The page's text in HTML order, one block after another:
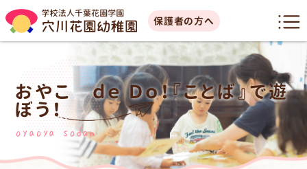
保護者の方へ
おやこ ｄｅ Ｄｏ！『ことば』で遊
ぼう！
oyaoya sodan